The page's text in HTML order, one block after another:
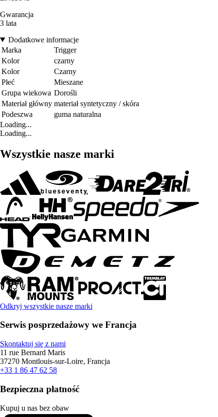
Gwarancja
3 lata
Dodatkowe informacje
Marka
Trigger
Kolor
czarny
Kolor
Czarny
Płeć
Mieszane
Grupa wiekowa Dorośli
Materiał główny materiał syntetyczny / skóra
Podeszwa
guma naturalna
Loading...
Loading...
Wszystkie nasze marki
Odkryj wszystkie nasze marki
Serwis posprzedażowy we Francja
Skontaktuj się z nami
11 rue Bernard Maris
37270 Montlouis-sur-Loire, Francja
+33 1 86 47 62 58
Bezpieczna płatność
Kupuj u nas bez obaw